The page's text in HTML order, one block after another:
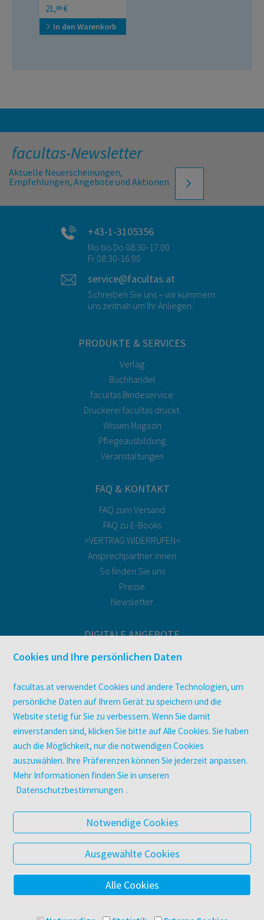
Klassische Texte der
Wiener Sc
21,00 €
In den Warenkorb
facultas-Newsletter
Aktuelle Neuerscheinungen,
Empfehlungen, Angebote und Aktionen
+43-1-3105356
Mo bis Do 08:30-17:00
Fr 08:30-16:00
service@facultas.at
Schreiben Sie uns – wir kümmern
uns zeitnah um Ihr Anliegen.
PRODUKTE & SERVICES
Verlag
Buchhandel
facultas Bindeservice
Druckerei facultas druckt.
Wissen Magazin
Pflegeausbildung
Veranstaltungen
FAQ & KONTAKT
FAQ zum Versand
FAQ zu E-Books
>VERTRAG WIDERRUFEN<
Ansprechpartner:innen
So finden Sie uns
Presse
Newsletter
DIGITALE ANGEBOTE
Überblick
utb elibrary
E-Books
facultas Club
UNTERNEHMEN
Über facultas
Arbeiten bei facultas
Datenschutz & Cookies
AGB
Barrierefreiheit
© 2025 Facultas Verlags- und Buchhandels AG
Cookies und Ihre persönlichen Daten
facultas.at verwendet Cookies und andere Technologien, um
persönliche Daten auf Ihrem Gerät zu speichern und die
Website stetig für Sie zu verbessern. Wenn Sie damit
einverstanden sind, klicken Sie bitte auf Alle Cookies. Sie haben
auch die Möglichkeit, nur die notwendigen Cookies
auszuwählen. Ihre Präferenzen können Sie jederzeit anpassen.
Mehr Informationen finden Sie in unseren
Datenschutzbestimmungen .
Notwendige Cookies
Ausgewählte Cookies
Alle Cookies